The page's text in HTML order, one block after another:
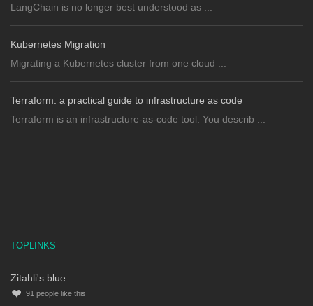
LangChain is no longer best understood as ...
Kubernetes Migration
Migrating a Kubernetes cluster from one cloud ...
Terraform: a practical guide to infrastructure as code
Terraform is an infrastructure-as-code tool. You describ ...
TOPLINKS
Zitahli's blue
91 people like this